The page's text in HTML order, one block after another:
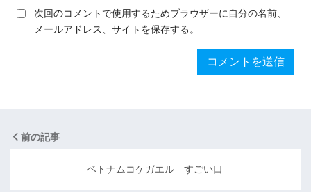
次回のコメントで使用するためブラウザーに自分の名前、
メールアドレス、サイトを保存する。
前の記事
ベトナムコケガエル すごい口